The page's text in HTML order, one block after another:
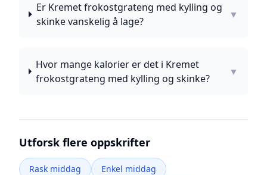
Er Kremet frokostgrateng med kylling og
skinke vanskelig å lage?
▼
Hvor mange kalorier er det i Kremet
frokostgrateng med kylling og skinke?
▼
Utforsk flere oppskrifter
Rask middag
Enkel middag